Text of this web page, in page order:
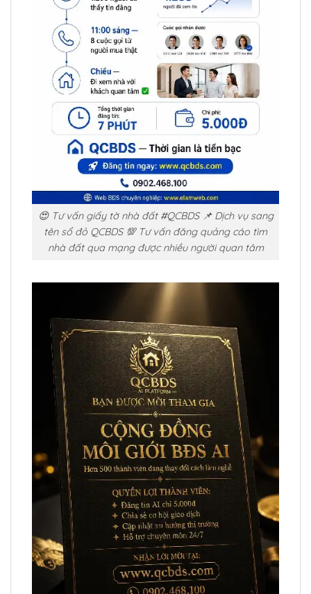
😍 Tư vấn giấy tờ nhà đất #QCBDS 📌 Dịch vụ sang
tên sổ đỏ QCBDS 💯 Tư vấn đăng quảng cáo tìm
nhà đất qua mạng được nhiều người quan tâm